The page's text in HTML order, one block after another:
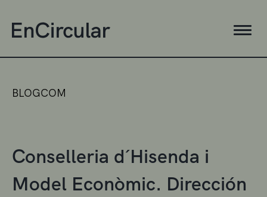
BLOGCOM
Conselleria d´Hisenda i
Model Econòmic. Dirección